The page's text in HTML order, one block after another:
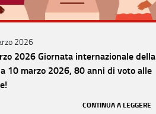
2026
2026 Giornata internazionale della
10 marzo 2026, 80 anni di voto alle
CONTINUA A LEGGERE